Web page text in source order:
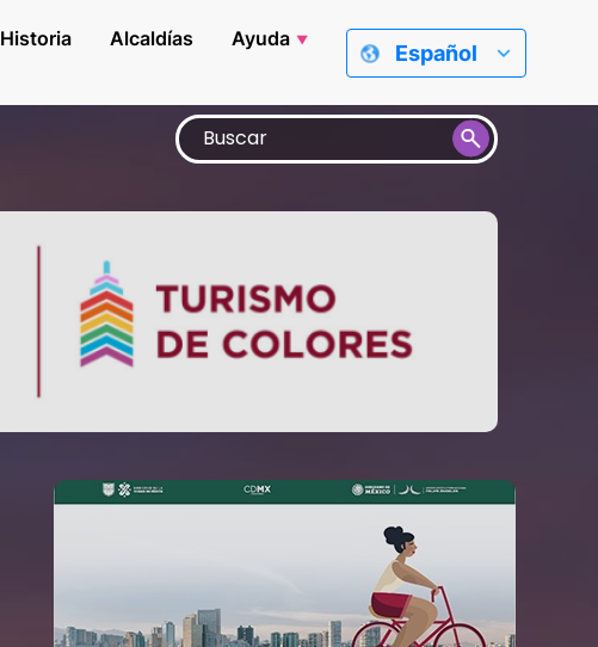
Historia Alcaldías Ayuda
Español